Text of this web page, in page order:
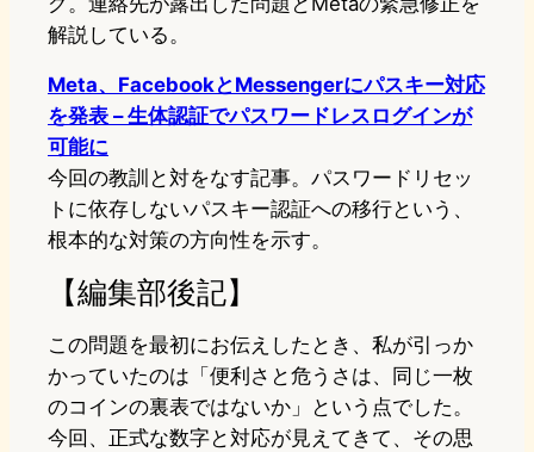
解説している。
Meta、FacebookとMessengerにパスキー対応
を発表 – 生体認証でパスワードレスログインが
可能に
今回の教訓と対をなす記事。パスワードリセッ
トに依存しないパスキー認証への移行という、
根本的な対策の方向性を示す。
【編集部後記】
この問題を最初にお伝えしたとき、私が引っか
かっていたのは「便利さと危うさは、同じ一枚
のコインの裏表ではないか」という点でした。
今回、正式な数字と対応が見えてきて、その思